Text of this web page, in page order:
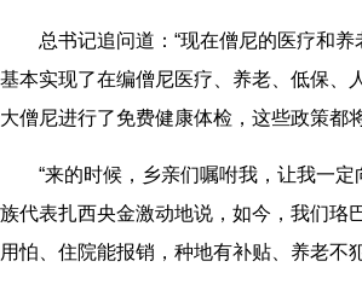
总书记追问道：“现在僧尼的医疗和养
基本实现了在编僧尼医疗、养老、低保、
大僧尼进行了免费健康体检，这些政策都
“来的时候，乡亲们嘱咐我，让我一定
族代表扎西央金激动地说，如今，我们珞
用怕、住院能报销，种地有补贴、养老不